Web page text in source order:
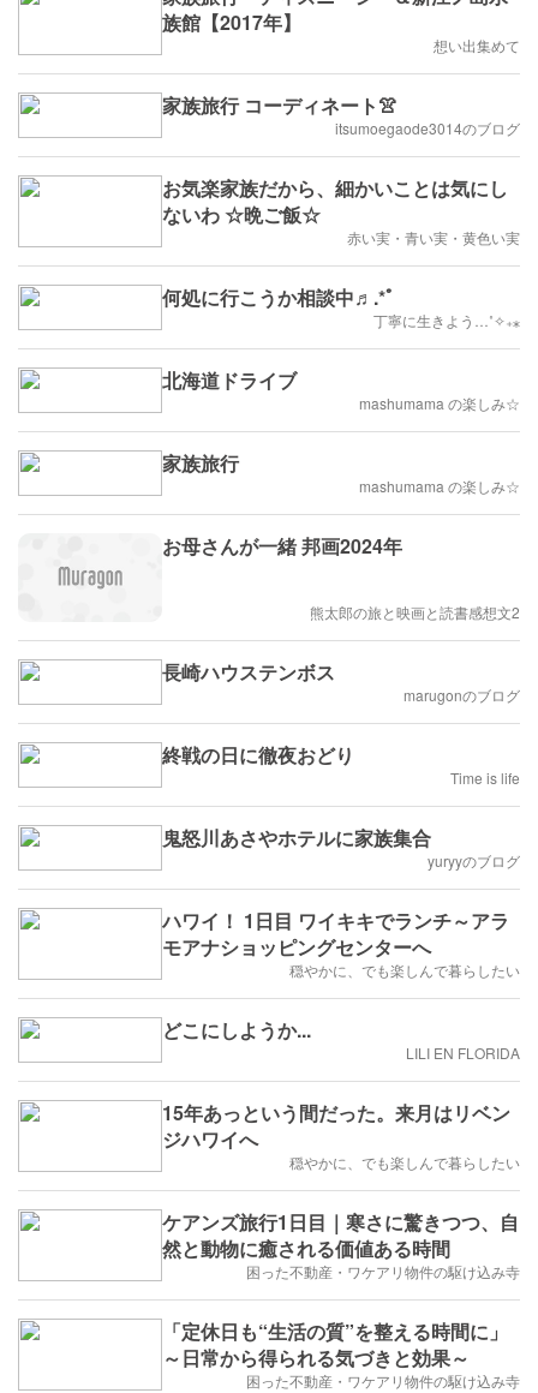
族館【2017年】
想い出集めて
家族旅行 コーディネート👚
itsumoegaode3014のブログ
お気楽家族だから、細かいことは気にし
ないわ ☆晩ご飯☆
赤い実・青い実・黄色い実
何処に行こうか相談中♬.*ﾟ
丁寧に生きよう…˚✧₊⁎
北海道ドライブ
mashumama の楽しみ☆
家族旅行
mashumama の楽しみ☆
お母さんが一緒 邦画2024年
熊太郎の旅と映画と読書感想文2
長崎ハウステンボス
marugonのブログ
終戦の日に徹夜おどり
Time is life
鬼怒川あさやホテルに家族集合
yuryyのブログ
ハワイ！ 1日目 ワイキキでランチ～アラ
モアナショッピングセンターへ
穏やかに、でも楽しんで暮らしたい
どこにしようか...
LILI EN FLORIDA
15年あっという間だった。来月はリベン
ジハワイへ
穏やかに、でも楽しんで暮らしたい
ケアンズ旅行1日目｜寒さに驚きつつ、自
然と動物に癒される価値ある時間
困った不動産・ワケアリ物件の駆け込み寺
「定休日も“生活の質”を整える時間に」
～日常から得られる気づきと効果～
困った不動産・ワケアリ物件の駆け込み寺